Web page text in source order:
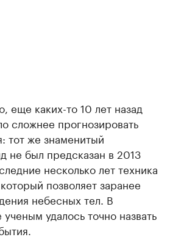
еще каких-то 10 лет назад
сложнее прогнозировать
тот же знаменитый
не был предсказан в 2013
несколько лет техника
позволяет заранее
небесных тел. В
удалось точно назвать